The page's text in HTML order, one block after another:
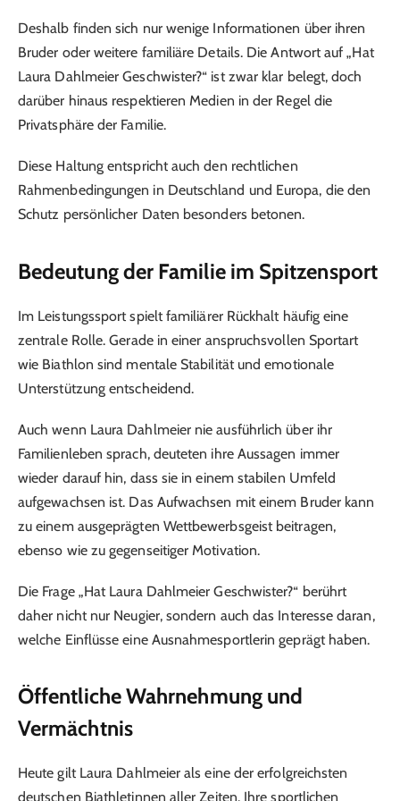
Deshalb finden sich nur wenige Informationen über ihren
Bruder oder weitere familiäre Details. Die Antwort auf „Hat
Laura Dahlmeier Geschwister?“ ist zwar klar belegt, doch
darüber hinaus respektieren Medien in der Regel die
Privatsphäre der Familie.
Diese Haltung entspricht auch den rechtlichen
Rahmenbedingungen in Deutschland und Europa, die den
Schutz persönlicher Daten besonders betonen.
Bedeutung der Familie im Spitzensport
Im Leistungssport spielt familiärer Rückhalt häufig eine
zentrale Rolle. Gerade in einer anspruchsvollen Sportart
wie Biathlon sind mentale Stabilität und emotionale
Unterstützung entscheidend.
Auch wenn Laura Dahlmeier nie ausführlich über ihr
Familienleben sprach, deuteten ihre Aussagen immer
wieder darauf hin, dass sie in einem stabilen Umfeld
aufgewachsen ist. Das Aufwachsen mit einem Bruder kann
zu einem ausgeprägten Wettbewerbsgeist beitragen,
ebenso wie zu gegenseitiger Motivation.
Die Frage „Hat Laura Dahlmeier Geschwister?“ berührt
daher nicht nur Neugier, sondern auch das Interesse daran,
welche Einflüsse eine Ausnahmesportlerin geprägt haben.
Öffentliche Wahrnehmung und
Vermächtnis
Heute gilt Laura Dahlmeier als eine der erfolgreichsten
deutschen Biathletinnen aller Zeiten. Ihre sportlichen